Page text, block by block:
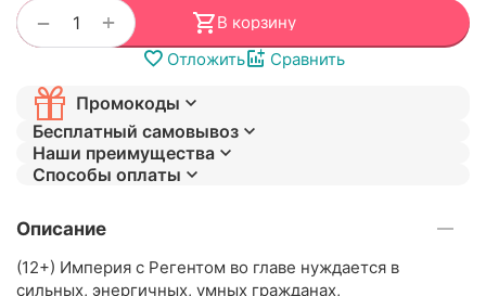
+
−
В корзину
Отложить
Сравнить
Промокоды
Бесплатный самовывоз
Наши преимущества
Способы оплаты
Описание
(12+) Империя с Регентом во главе нуждается в
сильных, энергичных, умных гражданах,